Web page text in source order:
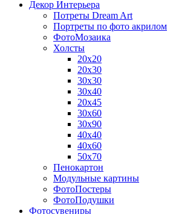
Декор Интерьера
Потреты Dream Art
Портреты по фото акрилом
ФотоМозаика
Холсты
20х20
20х30
30х30
30х40
20х45
30х60
30х90
40х40
40х60
50х70
Пенокартон
Модульные картины
ФотоПостеры
ФотоПодушки
Фотоcувениры